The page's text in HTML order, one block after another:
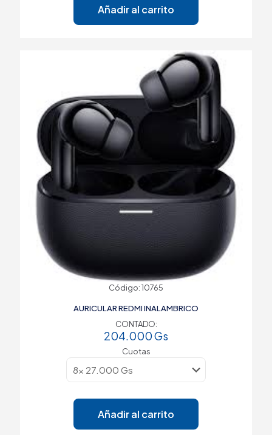
Añadir al carrito
Código: 10765
AURICULAR REDMI INALAMBRICO
CONTADO:
204.000Gs
Cuotas
Añadir al carrito